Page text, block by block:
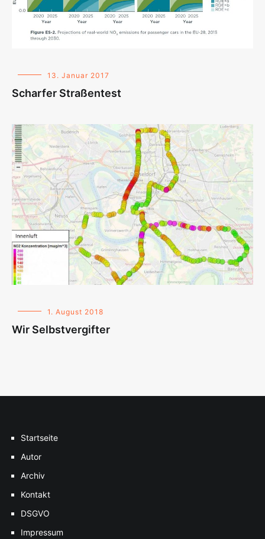
13. Januar 2017
Scharfer Straßentest
1. August 2018
Wir Selbstvergifter
Startseite
Autor
Archiv
Kontakt
DSGVO
Impressum